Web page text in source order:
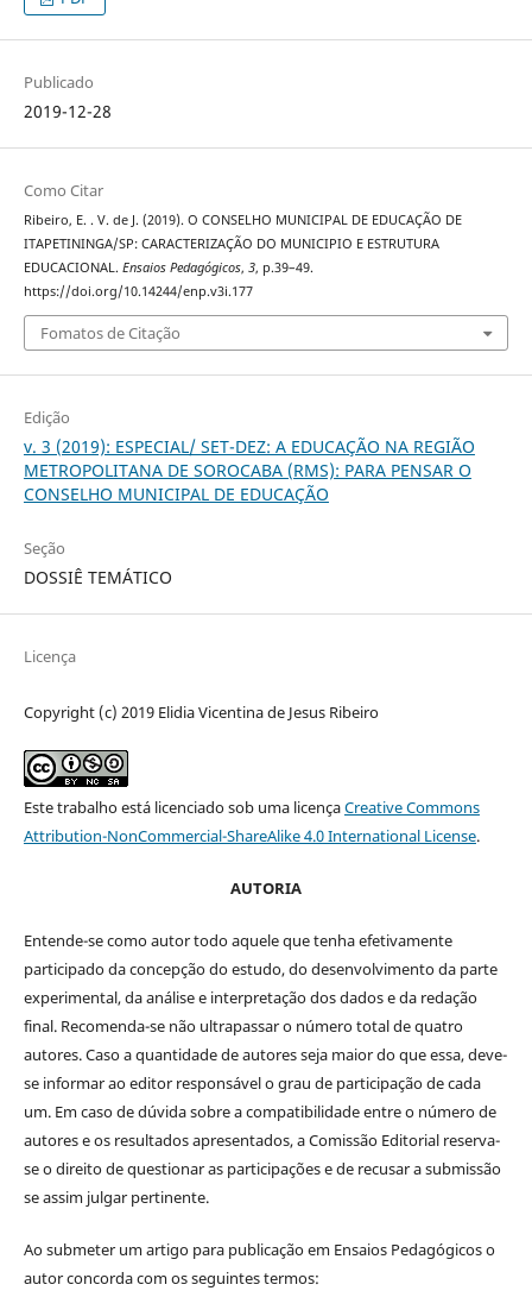
Publicado
2019-12-28
Como Citar
Ribeiro, E. . V. de J. (2019). O CONSELHO MUNICIPAL DE EDUCAÇÃO DE
ITAPETININGA/SP: CARACTERIZAÇÃO DO MUNICIPIO E ESTRUTURA
EDUCACIONAL. Ensaios Pedagógicos, 3, p.39–49.
https://doi.org/10.14244/enp.v3i.177
Fomatos de Citação
Edição
v. 3 (2019): ESPECIAL/ SET-DEZ: A EDUCAÇÃO NA REGIÃO
METROPOLITANA DE SOROCABA (RMS): PARA PENSAR O
CONSELHO MUNICIPAL DE EDUCAÇÃO
Seção
DOSSIÊ TEMÁTICO
Licença
Copyright (c) 2019 Elidia Vicentina de Jesus Ribeiro
Este trabalho está licenciado sob uma licençaCreative Commons
Attribution-NonCommercial-ShareAlike 4.0 International License.
AUTORIA
Entende-se como autor todo aquele que tenha efetivamente
participado da concepção do estudo, do desenvolvimento da parte
experimental, da análise e interpretação dos dados e da redação
final. Recomenda-se não ultrapassar o número total de quatro
autores. Caso a quantidade de autores seja maior do que essa, deve-
se informar ao editor responsável o grau de participação de cada
um. Em caso de dúvida sobre a compatibilidade entre o número de
autores e os resultados apresentados, a Comissão Editorial reserva-
se o direito de questionar as participações e de recusar a submissão
se assim julgar pertinente.
Ao submeter um artigo para publicação em Ensaios Pedagógicos o
autor concorda com os seguintes termos: